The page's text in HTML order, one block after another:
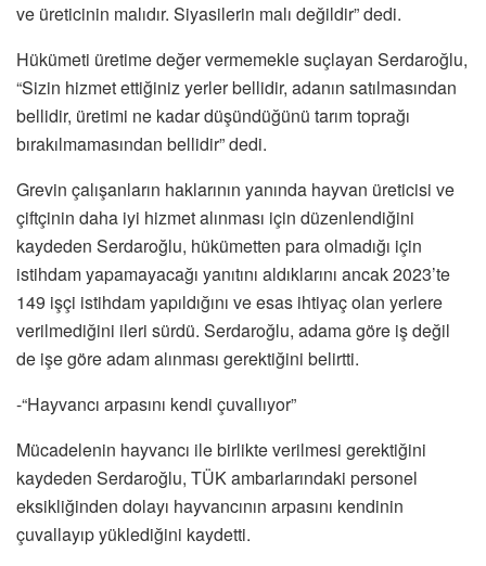
ve üreticinin malıdır. Siyasilerin malı değildir” dedi.
Hükümeti üretime değer vermemekle suçlayan Serdaroğlu,
“Sizin hizmet ettiğiniz yerler bellidir, adanın satılmasından
bellidir, üretimi ne kadar düşündüğünü tarım toprağı
bırakılmamasından bellidir” dedi.
Grevin çalışanların haklarının yanında hayvan üreticisi ve
çiftçinin daha iyi hizmet alınması için düzenlendiğini
kaydeden Serdaroğlu, hükümetten para olmadığı için
istihdam yapamayacağı yanıtını aldıklarını ancak 2023’te
149 işçi istihdam yapıldığını ve esas ihtiyaç olan yerlere
verilmediğini ileri sürdü. Serdaroğlu, adama göre iş değil
de işe göre adam alınması gerektiğini belirtti.
-“Hayvancı arpasını kendi çuvallıyor”
Mücadelenin hayvancı ile birlikte verilmesi gerektiğini
kaydeden Serdaroğlu, TÜK ambarlarındaki personel
eksikliğinden dolayı hayvancının arpasını kendinin
çuvallayıp yüklediğini kaydetti.